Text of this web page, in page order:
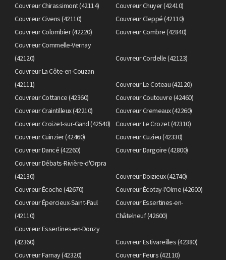
Couvreur Chirassimont (42114)
Couvreur Chuyer (42410)
Couvreur Civens (42110)
Couvreur Cleppé (42110)
Couvreur Colombier (42220)
Couvreur Combre (42840)
Couvreur Commelle-Vernay
(42120)
Couvreur Cordelle (42123)
Couvreur La Côte-en-Couzan
(42111)
Couvreur Le Coteau (42120)
Couvreur Cottance (42360)
Couvreur Coutouvre (42460)
Couvreur Craintilleux (42210)
Couvreur Cremeaux (42260)
Couvreur Croizet-sur-Gand (42540)
Couvreur Le Crozet (42310)
Couvreur Cuinzier (42460)
Couvreur Cuzieu (42330)
Couvreur Dancé (42260)
Couvreur Dargoire (42800)
Couvreur Débats-Rivière-d'Orpra
(42130)
Couvreur Doizieux (42740)
Couvreur Écoche (42670)
Couvreur Écotay-l'Olme (42600)
Couvreur Épercieux-Saint-Paul
(42110)
Couvreur Essertines-en-
Châtelneuf (42600)
Couvreur Essertines-en-Donzy
(42360)
Couvreur Estivareilles (42380)
Couvreur Farnay (42320)
Couvreur Feurs (42110)